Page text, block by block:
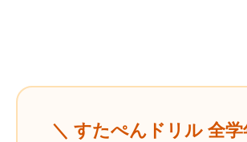
＼ すたぺんドリル 全学